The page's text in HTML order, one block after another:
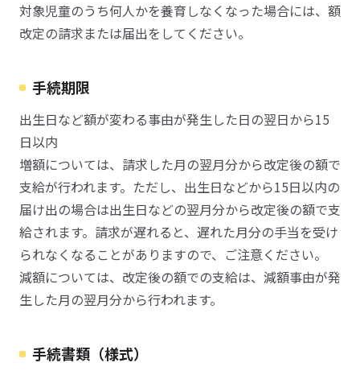
対象児童のうち何人かを養育しなくなった場合には、額
改定の請求または届出をしてください。
手続期限
出生日など額が変わる事由が発生した日の翌日から15
日以内
増額については、請求した月の翌月分から改定後の額で
支給が行われます。ただし、出生日などから15日以内の
届け出の場合は出生日などの翌月分から改定後の額で支
給されます。請求が遅れると、遅れた月分の手当を受け
られなくなることがありますので、ご注意ください。
減額については、改定後の額での支給は、減額事由が発
生した月の翌月分から行われます。
手続書類（様式）